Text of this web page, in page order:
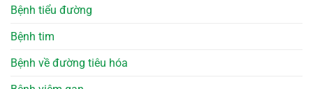
Bệnh tiểu đường
Bệnh tim
Bệnh về đường tiêu hóa